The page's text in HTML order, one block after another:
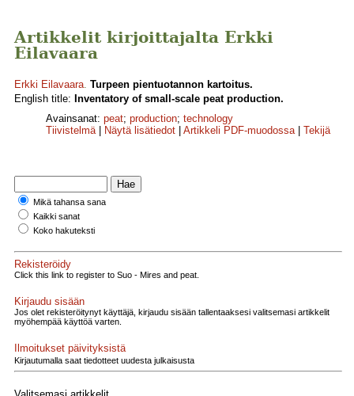
Artikkelit kirjoittajalta Erkki
Eilavaara
Erkki Eilavaara. Turpeen pientuotannon kartoitus.
English title: Inventatory of small-scale peat production.
Avainsanat: peat; production; technology
Tiivistelmä| Näytä lisätiedot Artikkeli PDF-muodossa| Tekijä
Mikä tahansa sana
Kaikki sanat
Koko hakuteksti
Rekisteröidy
Click this link to register to Suo - Mires and peat.
Kirjaudu sisään
Jos olet rekisteröitynyt käyttäjä, kirjaudu sisään tallentaaksesi valitsemasi artikkelit
myöhempää käyttöä varten.
Ilmoitukset päivityksistä
Kirjautumalla saat tiedotteet uudesta julkaisusta